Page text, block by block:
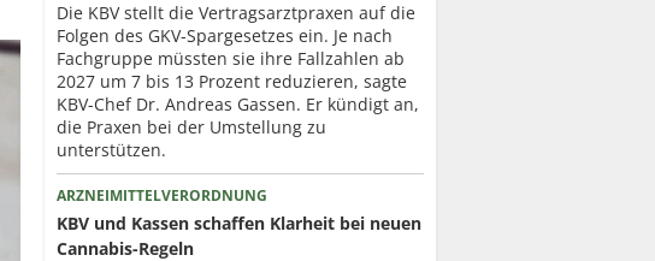
Die KBV stellt die Vertragsarztpraxen auf die
Folgen des GKV-Spargesetzes ein. Je nach
Fachgruppe müssten sie ihre Fallzahlen ab
2027 um 7 bis 13 Prozent reduzieren, sagte
KBV-Chef Dr. Andreas Gassen. Er kündigt an,
die Praxen bei der Umstellung zu
unterstützen.
ARZNEIMITTELVERORDNUNG
KBV und Kassen schaffen Klarheit bei neuen
Cannabis-Regeln